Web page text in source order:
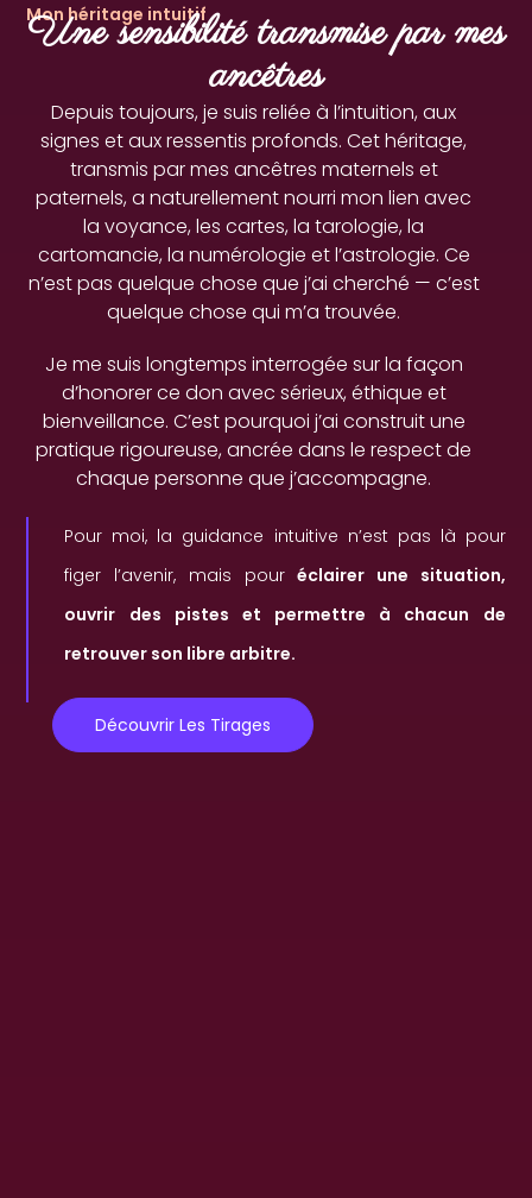
Mon héritage intuitif
Une sensibilité transmise par mes
ancêtres
Depuis toujours, je suis reliée à l’intuition, aux
signes et aux ressentis profonds. Cet héritage,
transmis par mes ancêtres maternels et
paternels, a naturellement nourri mon lien avec
la voyance, les cartes, la tarologie, la
cartomancie, la numérologie et l’astrologie. Ce
n’est pas quelque chose que j’ai cherché — c’est
quelque chose qui m’a trouvée.
Je me suis longtemps interrogée sur la façon
d’honorer ce don avec sérieux, éthique et
bienveillance. C’est pourquoi j’ai construit une
pratique rigoureuse, ancrée dans le respect de
chaque personne que j’accompagne.
Pour moi, la guidance intuitive n’est pas là pour
figer l’avenir, mais pouréclairer une situation,
ouvrir des pistes et permettre à chacun de
retrouver son libre arbitre.
Découvrir Les Tirages